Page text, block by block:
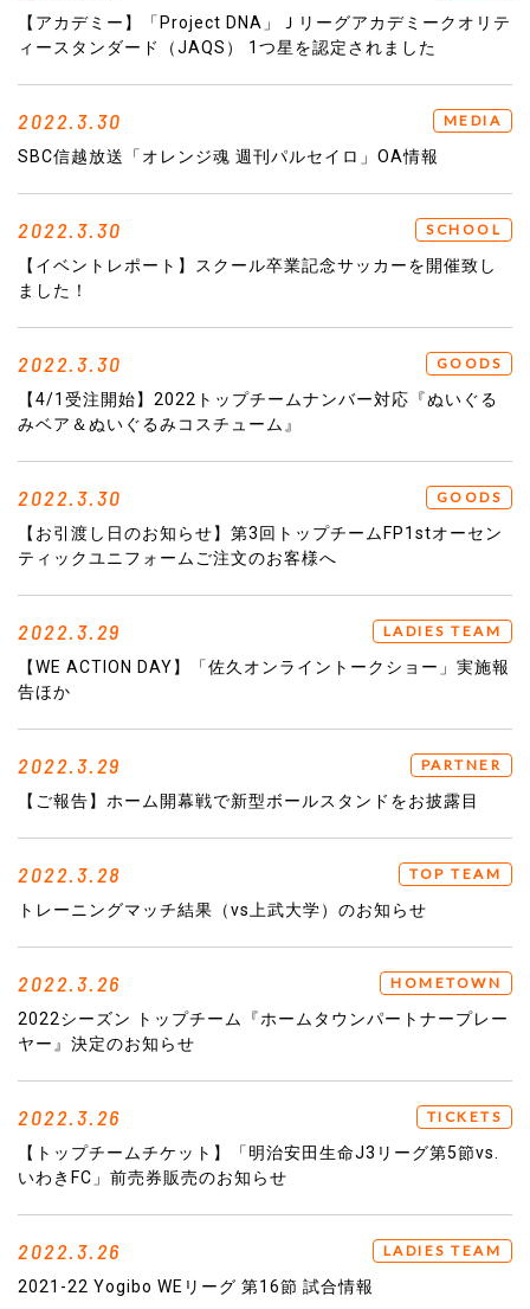
【アカデミー】「Project DNA」Ｊリーグアカデミークオリテ
ィースタンダード（JAQS） 1つ星を認定されました
2022.3.30 MEDIA
SBC信越放送「オレンジ魂 週刊パルセイロ」OA情報
2022.3.30 SCHOOL
【イベントレポート】スクール卒業記念サッカーを開催致し
ました！
2022.3.30 GOODS
【4/1受注開始】2022トップチームナンバー対応『ぬいぐる
みベア＆ぬいぐるみコスチューム』
2022.3.30 GOODS
【お引渡し日のお知らせ】第3回トップチームFP1stオーセン
ティックユニフォームご注文のお客様へ
2022.3.29 LADIES TEAM
【WE ACTION DAY】「佐久オンライントークショー」実施報
告ほか
2022.3.29 PARTNER
【ご報告】ホーム開幕戦で新型ボールスタンドをお披露目
2022.3.28 TOP TEAM
トレーニングマッチ結果（vs上武大学）のお知らせ
2022.3.26 HOMETOWN
2022シーズン トップチーム『ホームタウンパートナープレー
ヤー』決定のお知らせ
2022.3.26 TICKETS
【トップチームチケット】「明治安田生命J3リーグ第5節vs.
いわきFC」前売券販売のお知らせ
2022.3.26 LADIES TEAM
2021-22 Yogibo WEリーグ 第16節 試合情報